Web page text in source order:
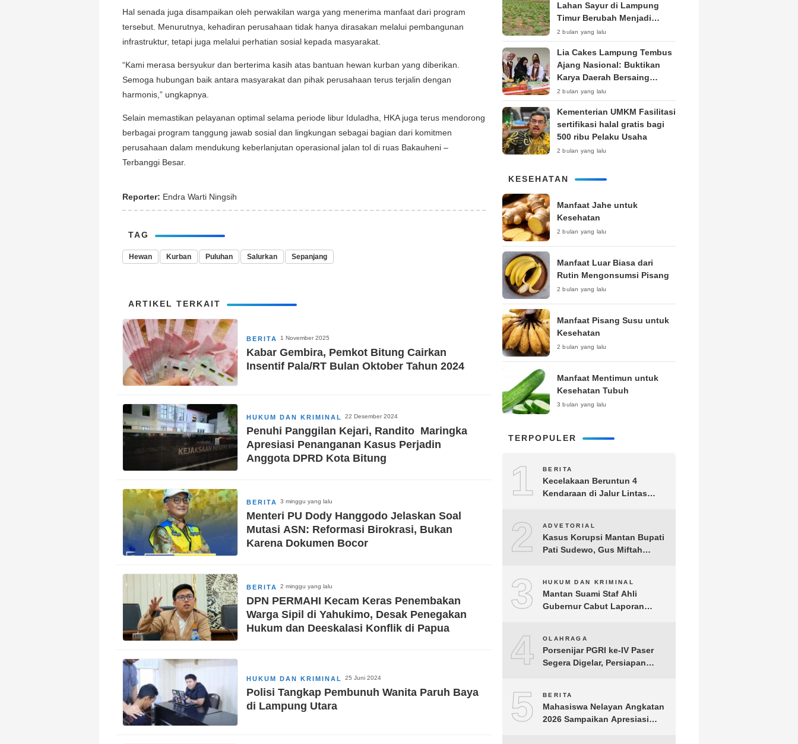
Hal senada juga disampaikan oleh perwakilan warga yang menerima manfaat dari program
tersebut. Menurutnya, kehadiran perusahaan tidak hanya dirasakan melalui pembangunan
infrastruktur, tetapi juga melalui perhatian sosial kepada masyarakat.
“Kami merasa bersyukur dan berterima kasih atas bantuan hewan kurban yang diberikan.
Semoga hubungan baik antara masyarakat dan pihak perusahaan terus terjalin dengan
harmonis,” ungkapnya.
Selain memastikan pelayanan optimal selama periode libur Iduladha, HKA juga terus mendorong
berbagai program tanggung jawab sosial dan lingkungan sebagai bagian dari komitmen
perusahaan dalam mendukung keberlanjutan operasional jalan tol di ruas Bakauheni –
Terbanggi Besar.
Reporter: Endra Warti Ningsih
TAG
Hewan Kurban Puluhan Salurkan Sepanjang
ARTIKEL TERKAIT
BERITA 1 November 2025
Kabar Gembira, Pemkot Bitung Cairkan
Insentif Pala/RT Bulan Oktober Tahun 2024
HUKUM DAN KRIMINAL 22 Desember 2024
Penuhi Panggilan Kejari, Randito Maringka
Apresiasi Penanganan Kasus Perjadin
Anggota DPRD Kota Bitung
BERITA 3 minggu yang lalu
Menteri PU Dody Hanggodo Jelaskan Soal
Mutasi ASN: Reformasi Birokrasi, Bukan
Karena Dokumen Bocor
BERITA 2 minggu yang lalu
DPN PERMAHI Kecam Keras Penembakan
Warga Sipil di Yahukimo, Desak Penegakan
Hukum dan Deeskalasi Konflik di Papua
HUKUM DAN KRIMINAL 25 Juni 2024
Polisi Tangkap Pembunuh Wanita Paruh Baya
di Lampung Utara
Lahan Sayur di Lampung
Timur Berubah Menjadi
Kebun Tembakau
2 bulan yang lalu
Lia Cakes Lampung Tembus
Ajang Nasional: Buktikan
Karya Daerah Bersaing
Setara Kota Besar
2 bulan yang lalu
Kementerian UMKM Fasilitasi
sertifikasi halal gratis bagi
500 ribu Pelaku Usaha
2 bulan yang lalu
KESEHATAN
Manfaat Jahe untuk
Kesehatan
2 bulan yang lalu
Manfaat Luar Biasa dari
Rutin Mengonsumsi Pisang
2 bulan yang lalu
Manfaat Pisang Susu untuk
Kesehatan
2 bulan yang lalu
Manfaat Mentimun untuk
Kesehatan Tubuh
3 bulan yang lalu
TERPOPULER
1 BERITA
Kecelakaan Beruntun 4
Kendaraan di Jalur Lintas
2 ADVETORIAL
Kasus Korupsi Mantan Bupati
Pati Sudewo, Gus Miftah
3 HUKUM DAN KRIMINAL
Mantan Suami Staf Ahli
Gubernur Cabut Laporan
4 OLAHRAGA
Porsenijar PGRI ke-IV Paser
Segera Digelar, Persiapan
5 BERITA
Mahasiswa Nelayan Angkatan
2026 Sampaikan Apresiasi